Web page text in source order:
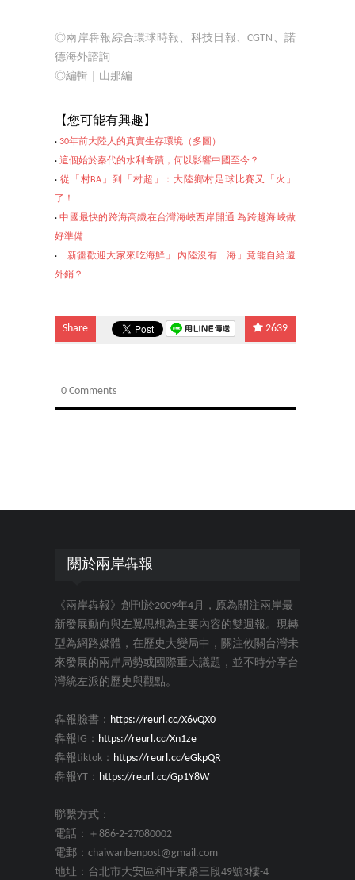
◎兩岸犇報綜合環球時報、科技日報、CGTN、諾
德海外諮詢
◎編輯｜山那編
【您可 能有興趣】
‧ 30年前大陸人的真實生存環境（多圖）
‧ 這個始於秦代的水利奇蹟，何以影響中國至今？
‧ 從「村BA」到「村超」：大陸鄉村足球比賽又「火」
了！
‧中國最快的跨海高鐵在台灣海峽西岸開通 為跨越海峽做
好準備
‧ 「新疆歡迎大家來吃海鮮」 內陸沒有「海」竟能自給還
外銷？
Share 2639
0 Comments
關於兩岸犇報
《兩岸犇報》創刊於2009年4月，原為關注兩岸最
新發展動向與左翼思想為主要內容的雙週報。現轉
型為網路媒體，在歷史大變局中，關注攸關台灣未
來發展的兩岸局勢或國際重大議題，並不時分享台
灣統左派的歷史與觀點。
犇報臉書： https://reurl.cc/X6vQX0
犇報IG： https://reurl.cc/Xn1ze
犇報tiktok： https://reurl.cc/eGkpQR
犇報YT： https://reurl.cc/Gp1Y8W
聯繫方式：
電話：＋886-2-27080002
電郵：chaiwanbenpost@gmail.com
地址：台北市大安區和平東路三段49號3樓-4